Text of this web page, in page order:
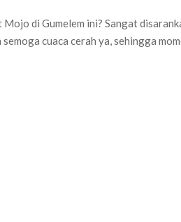
di Gumelem ini? Sangat
cuaca cerah ya, sehingga